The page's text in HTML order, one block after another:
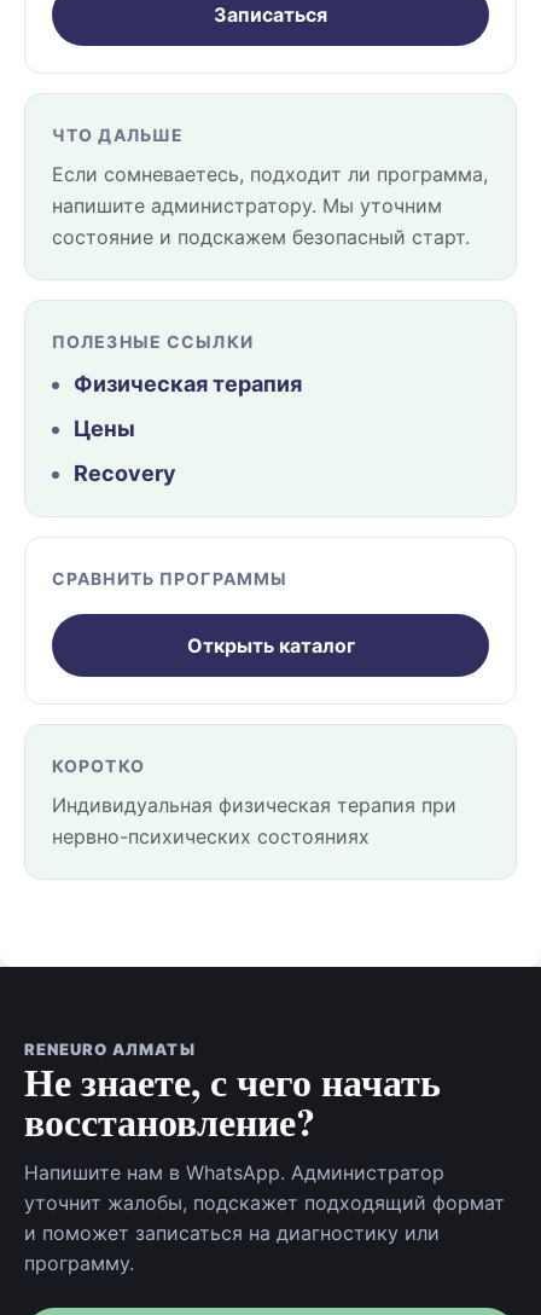
Записаться
ЧТО ДАЛЬШЕ
Если сомневаетесь, подходит ли программа,
напишите администратору. Мы уточним
состояние и подскажем безопасный старт.
ПОЛЕЗНЫЕ ССЫЛКИ
Физическая терапия
Цены
Recovery
СРАВНИТЬ ПРОГРАММЫ
Открыть каталог
КОРОТКО
Индивидуальная физическая терапия при
нервно-психических состояниях
RENEURO АЛМАТЫ
Не знаете, с чего начать
восстановление?
Напишите нам в WhatsApp. Администратор
уточнит жалобы, подскажет подходящий формат
и поможет записаться на диагностику или
программу.